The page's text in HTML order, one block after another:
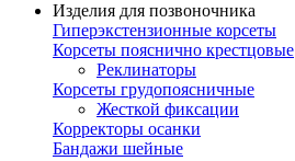
Изделия для позвоночника
Гиперэкстензионные корсеты
Корсеты пояснично крестцовые
Реклинаторы
Корсеты грудопоясничные
Жесткой фиксации
Корректоры осанки
Бандажи шейные